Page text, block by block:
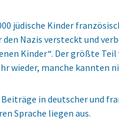
jüdische Kinder
Nazis versteckt und
Kinder“. Der größte
wieder, manche kannten
in deutscher und
Sprache liegen aus.